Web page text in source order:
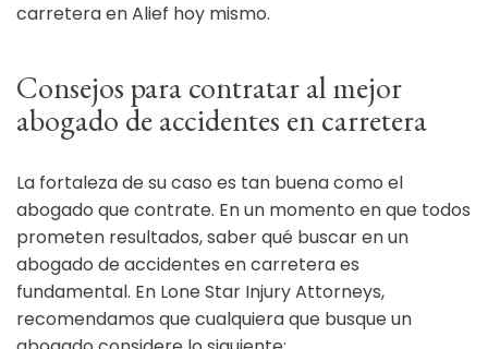
carretera en Alief hoy mismo.
Consejos para contratar al mejor
abogado de accidentes en carretera
La fortaleza de su caso es tan buena como el
abogado que contrate. En un momento en que todos
prometen resultados, saber qué buscar en un
abogado de accidentes en carretera es
fundamental. En Lone Star Injury Attorneys,
recomendamos que cualquiera que busque un